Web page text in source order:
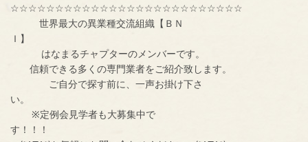
☆☆☆☆☆☆☆☆☆☆☆☆☆☆☆☆☆☆☆☆☆☆☆☆☆☆
世界最大の異業種交流組織【ＢＮ
Ｉ】
はなまるチャプターのメンバーです。
信頼できる多くの専門業者をご紹介致します。
ご自分で探す前に、一声お掛け下さ
い。
※定例会見学者も大募集中で
す！！！